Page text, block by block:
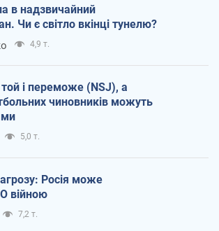
в надзвичайний
Чи є світло вкінці тунелю?
4,9 т.
і переможе (NSJ), а
чиновників можуть
5,0 т.
Росія може
війною
7,2 т.